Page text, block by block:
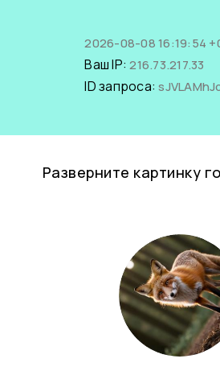
2026-08-08 16:19:54
Ваш IP:216.73.217.33
ID запроса:
Разверните картинку